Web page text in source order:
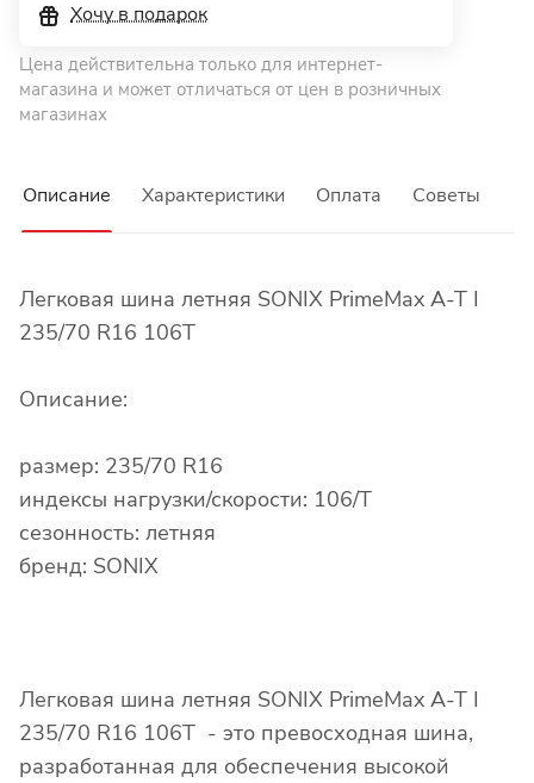
Хочу в подарок
Цена действительна только для интернет-
магазина и может отличаться от цен в розничных
магазинах
Описание Характеристики Оплата Советы
Легковая шина летняя SONIX PrimeMax A-T I
235/70 R16 106T
Описание:
размер: 235/70 R16
индексы нагрузки/скорости: 106/T
сезонность: летняя
бренд: SONIX
Легковая шина летняя SONIX PrimeMax A-T I
235/70 R16 106T - это превосходная шина,
разработанная для обеспечения высокой